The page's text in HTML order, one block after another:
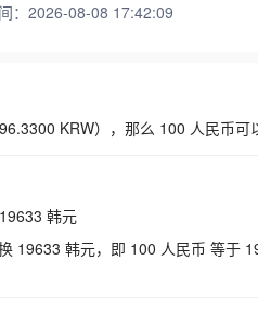
：2026-08-08 17:42:09
KRW），那么 100 人民币可
韩元
19633 韩元，即 100 人民币 等于